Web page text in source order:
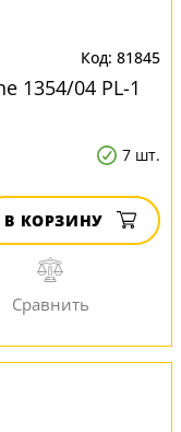
81845
1354/04 PL-1
7 шт.
В КОРЗИНУ